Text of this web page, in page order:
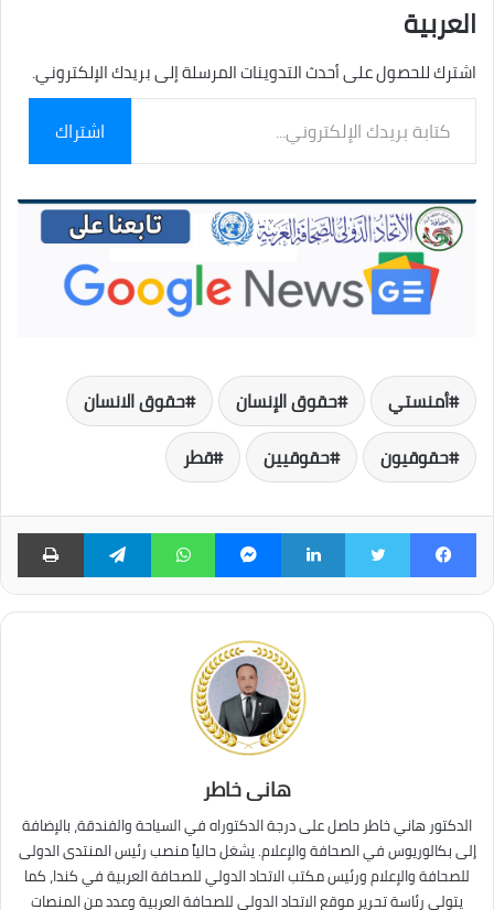
العربية
اشترك للحصول على أحدث التدوينات المرسلة إلى بريدك الإلكتروني.
بريدك
الإلكتروني...
اشتراك
أمنستي حقوق الإنسان
حقوق الانسان
حقوقيون
حقوقيين قطر
فيسبوك لينكدإن ماسنجر واتساب تيلقرام
هانى خاطر
الدكتور هاني خاطر حاصل على درجة الدكتوراه في السياحة والفندقة، بالإضافة
إلى بكالوريوس في الصحافة والإعلام. يشغل حالياً منصب رئيس المنتدى الدولى
للصحافة والإعلام ورئيس مكتب الاتحاد الدولي للصحافة العربية في كندا، كما
يتولى رئاسة تحرير موقع الاتحاد الدولي للصحافة العربية وعدد من المنصات